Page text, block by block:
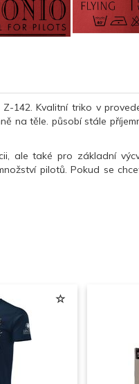
142. Kvalitní triko v
na těle. působí stále
ale také pro základní
pilotů. Pokud se